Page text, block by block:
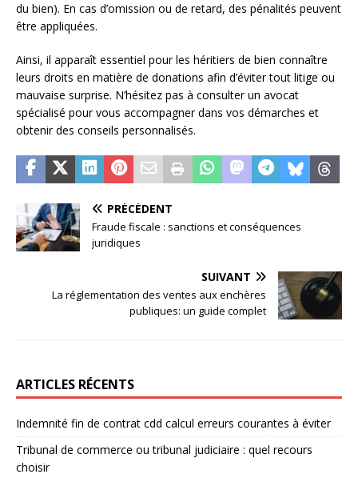
du bien). En cas d’omission ou de retard, des pénalités peuvent
être appliquées.
Ainsi, il apparaît essentiel pour les héritiers de bien connaître
leurs droits en matière de donations afin d’éviter tout litige ou
mauvaise surprise. N’hésitez pas à consulter un avocat
spécialisé pour vous accompagner dans vos démarches et
obtenir des conseils personnalisés.
PRÉCÉDENT
Fraude fiscale : sanctions et conséquences
juridiques
SUIVANT
La réglementation des ventes aux enchères
publiques: un guide complet
ARTICLES RÉCENTS
Indemnité fin de contrat cdd calcul erreurs courantes à éviter
Tribunal de commerce ou tribunal judiciaire : quel recours
choisir